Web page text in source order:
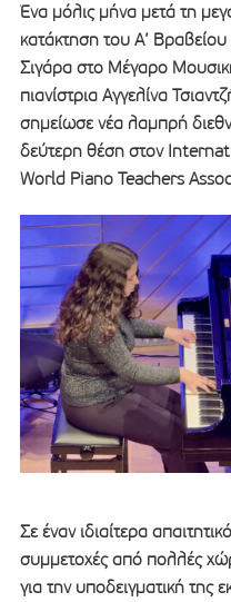
Ένα μόλις μήνα μετά τη
κατάκτηση του Α’
Σιγάρα στο Μέγαρο
πιανίστρια Αγγελίνα
σημείωσε νέα λαμπρή
δεύτερη θέση στον
World Piano Teachers
Σε έναν ιδιαίτερα
συμμετοχές από πολλές
για την υποδειγματική της